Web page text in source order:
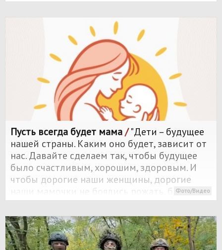
СВО, перестаёт выходить на связь, люди
остаются один на один не только с
переживаниями, но и с десятками сложных
Пусть всегда будет мама/"Дети – будущее
нашей страны. Каким оно будет, зависит от
нас. Давайте сделаем так, чтобы будущее
было счастливым, хорошим, здоровым. И
чтобы дорогие наши женщины, дорогие
наши мамочки не боялись рожать, были
уверены в завтрашнем дне. Вот это главная
идея нашего Форума", – отметил он.
Фото/Видео